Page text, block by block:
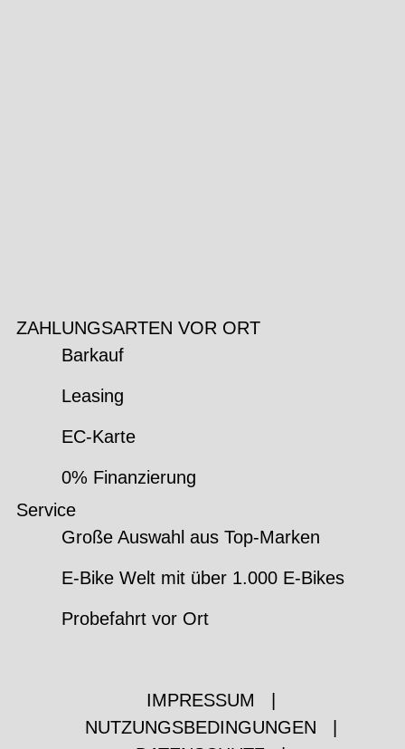
ZAHLUNGSARTEN VOR ORT
Barkauf
Leasing
EC-Karte
0% Finanzierung
Service
Große Auswahl aus Top-Marken
E-Bike Welt mit über 1.000 E-Bikes
Probefahrt vor Ort
IMPRESSUM
NUTZUNGSBEDINGUNGEN